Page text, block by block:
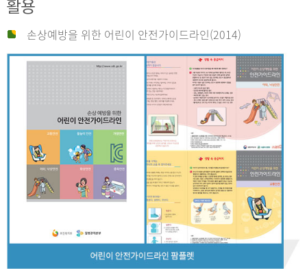
활용
손상예방을 위한 어린이 안전가이드라인(2014)